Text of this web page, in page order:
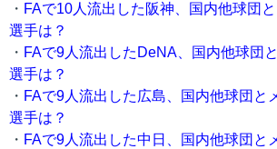
・ FAで10人流出した阪神、国内他球団
選手は？
・ FAで9人流出したDeNA、国内他球団
選手は？
・ FAで9人流出した広島、国内他球団と
選手は？
・ FAで9人流出した中日、国内他球団と